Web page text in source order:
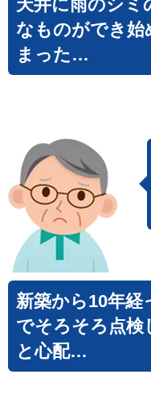
天井に雨のシミ
なものができ始
まった…
新築から10年経
でそろそろ点検
と心配…